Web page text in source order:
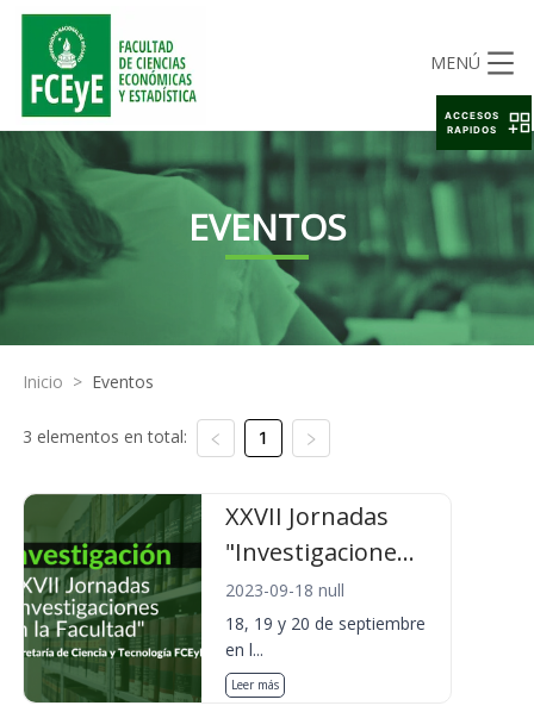
MENÚ
EVENTOS
Inicio > Eventos
3 elementos en total: 1
XXVII Jornadas
"Investigacione...
2023-09-18 null
18, 19 y 20 de septiembre
en l...
Leer más
ACCESOS
RAPIDOS